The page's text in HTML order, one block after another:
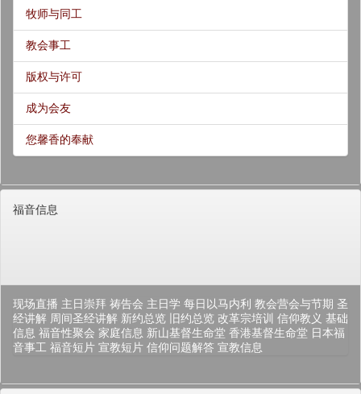
牧师与同工
教会事工
版权与许可
成为会友
您馨香的奉献
福音信息
现场直播 主日崇拜 祷告会 主日学 每日以马内利 教会营会与节期 圣
经讲解 周间圣经讲解 新约总览 旧约总览 改革宗培训 信仰教义 基础
信息 福音性聚会 家庭信息 新山基督生命堂 香港基督生命堂 日本福
音事工 福音短片 宣教短片 信仰问题解答 宣教信息